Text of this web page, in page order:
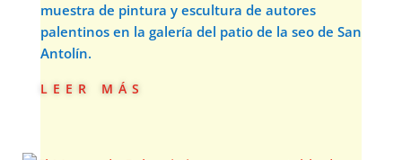
muestra de pintura y escultura de autores
palentinos en la galería del patio de la seo de San
Antolín.
leer más